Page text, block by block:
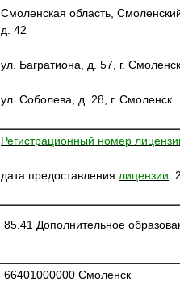
Смоленская область,
д. 42
ул. Багратиона, д. 57, г. Смоленск
ул. Соболева, д. 28, г. Смоленск
Регистрационный номер
дата предоставления лицензии:
85.41 Дополнительное
66401000000 Смоленск